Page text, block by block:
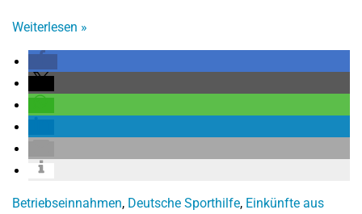
Weiterlesen »
Betriebseinnahmen, Deutsche Sporthilfe, Einkünfte aus